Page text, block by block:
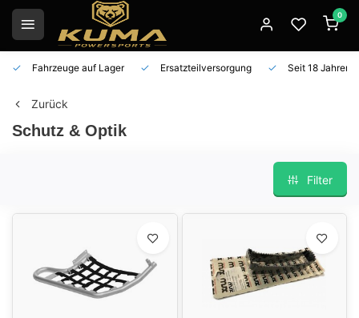
0
Fahrzeuge auf Lager Ersatzteilversorgung Seit 18 Jahren
Zurück
Schutz & Optik
Filter